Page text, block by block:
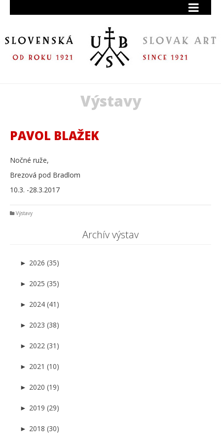
Výstavy
PAVOL BLAŽEK
Nočné ruže,
Brezová pod Bradlom
10.3. -28.3.2017
Výstavy
Archív výstav
► 2026 (35)
► 2025 (35)
► 2024 (41)
► 2023 (38)
► 2022 (31)
► 2021 (10)
► 2020 (19)
► 2019 (29)
► 2018 (30)